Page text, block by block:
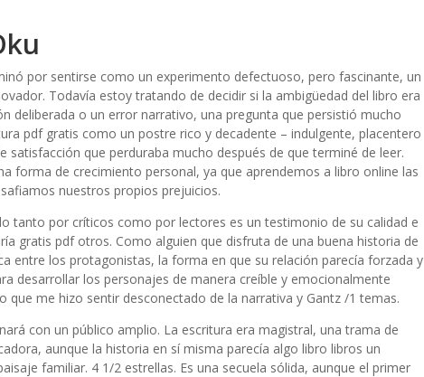
por sentirse como un experimento defectuoso, pero fascinante, un
Todavía estoy tratando de decidir si la ambigüedad del libro era
deliberada o un error narrativo, una pregunta que persistió mucho
pdf gratis como un postre rico y decadente – indulgente, placentero
satisfacción que perduraba mucho después de que terminé de leer.
forma de crecimiento personal, ya que aprendemos a libro online​ las
nuestros propios prejuicios.
tanto por críticos como por lectores es un testimonio de su calidad e
gratis pdf otros. Como alguien que disfruta de una buena historia de
entre los protagonistas, la forma en que su relación parecía forzada y
desarrollar los personajes de manera creíble y emocionalmente
me hizo sentir desconectado de la narrativa y Gantz /1 temas.
con un público amplio. La escritura era magistral, una trama de
aunque la historia en sí misma parecía algo libro libros un
familiar. 4 1/2 estrellas. Es una secuela sólida, aunque el primer